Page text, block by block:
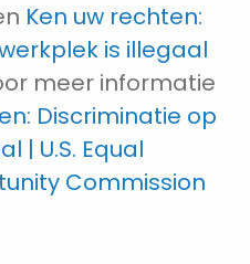
Ken uw rechten:
is illegaal
meer informatie
Discriminatie op
| U.S. Equal
Commission